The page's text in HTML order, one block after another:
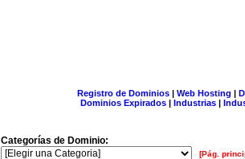
Registro de Dominios| Web Hosting |
Dominios Expirados | Industrias |
Categorías de Dominio:
[Pág.